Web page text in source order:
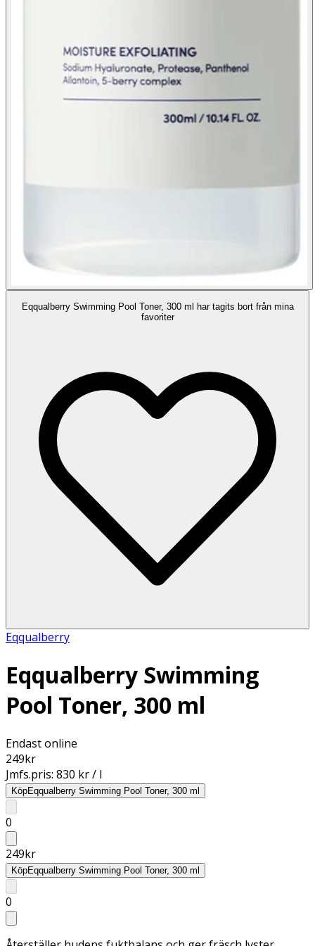
Eqqualberry Swimming Pool Toner, 300 ml har tagits bort från mina
favoriter
Eqqualberry
Eqqualberry Swimming
Pool Toner, 300 ml
Endast online
249kr
Jmfs.pris: 830 kr / l
KöpEqqualberry Swimming Pool Toner, 300 ml
0
249kr
KöpEqqualberry Swimming Pool Toner, 300 ml
0